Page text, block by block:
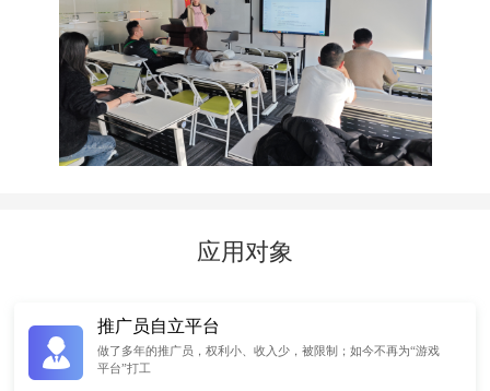
应用对象
推广员自立平台
做了多年的推广员，权利小、收入少，被限制；如今不再为“游戏
平台”打工